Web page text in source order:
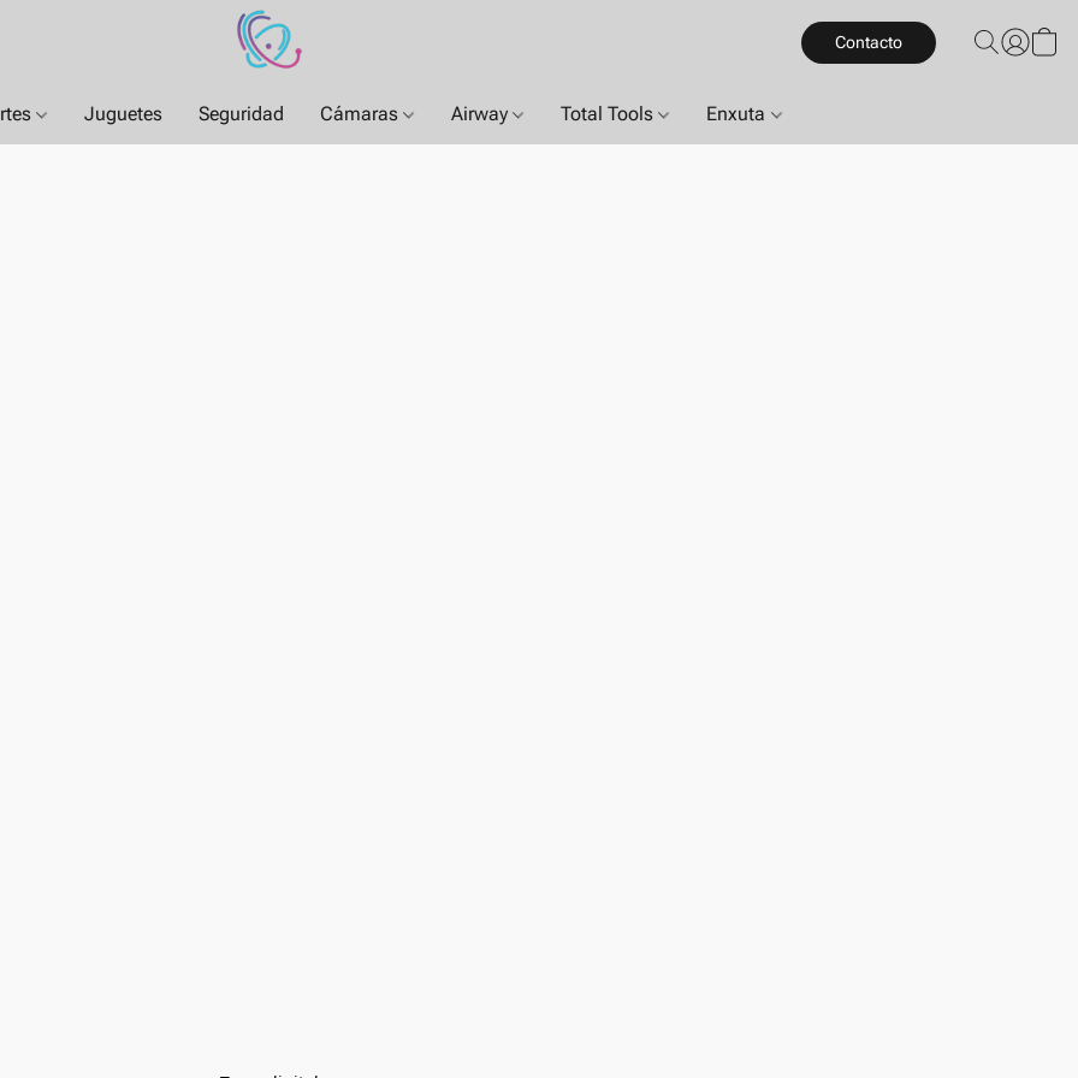
Contacto
Juguetes Seguridad Cámaras Airway Total Tools Enxuta